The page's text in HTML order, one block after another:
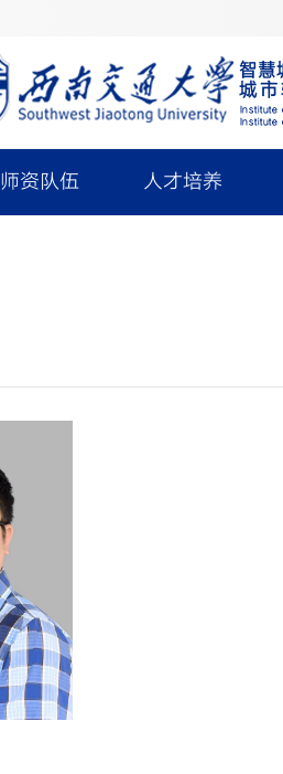
师资队伍 人才培养